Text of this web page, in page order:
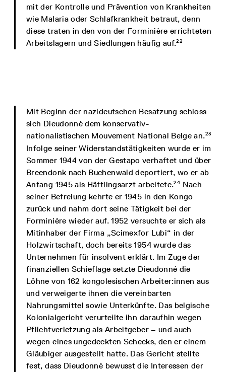
mit der Kontrolle und Prävention von Krankheiten
wie Malaria oder Schlafkrankheit betraut, denn
diese traten in den von der Forminière errichteten
Arbeitslagern und Siedlungen häufig auf.22
Mit Beginn der nazideutschen Besatzung schloss
sich Dieudonné dem konservativ-
nationalistischen Mouvement National Belge an.23
Infolge seiner Widerstandstätigkeiten wurde er im
Sommer 1944 von der Gestapo verhaftet und über
Breendonk nach Buchenwald deportiert, wo er ab
Anfang 1945 als Häftlingsarzt arbeitete.24 Nach
seiner Befreiung kehrte er 1945 in den Kongo
zurück und nahm dort seine Tätigkeit bei der
Forminière wieder auf. 1952 versuchte er sich als
Mitinhaber der Firma „Scimexfor Lubi“ in der
Holzwirtschaft, doch bereits 1954 wurde das
Unternehmen für insolvent erklärt. Im Zuge der
finanziellen Schieflage setzte Dieudonné die
Löhne von 162 kongolesischen Arbeiter:innen aus
und verweigerte ihnen die vereinbarten
Nahrungsmittel sowie Unterkünfte. Das belgische
Kolonialgericht verurteilte ihn daraufhin wegen
Pflichtverletzung als Arbeitgeber – und auch
wegen eines ungedeckten Schecks, den er einem
Gläubiger ausgestellt hatte. Das Gericht stellte
fest, dass Dieudonné bewusst die Interessen der